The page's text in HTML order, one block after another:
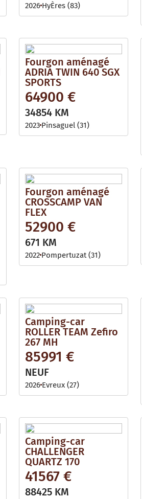
2026 HyÈres (83)
Fourgon aménagé
ADRIA TWIN 640 SGX
SPORTS
64900 €
34854 KM
2023 Pinsaguel (31)
Fourgon aménagé
CROSSCAMP VAN
FLEX
52900 €
671 KM
2022 Pompertuzat (31)
Camping-car
ROLLER TEAM Zefiro
267 MH
85991 €
NEUF
2026 Evreux (27)
Camping-car
CHALLENGER
QUARTZ 170
41567 €
88425 KM